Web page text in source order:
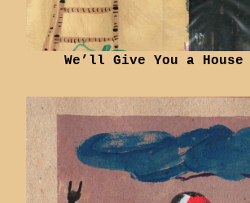
We’ll Give You a House